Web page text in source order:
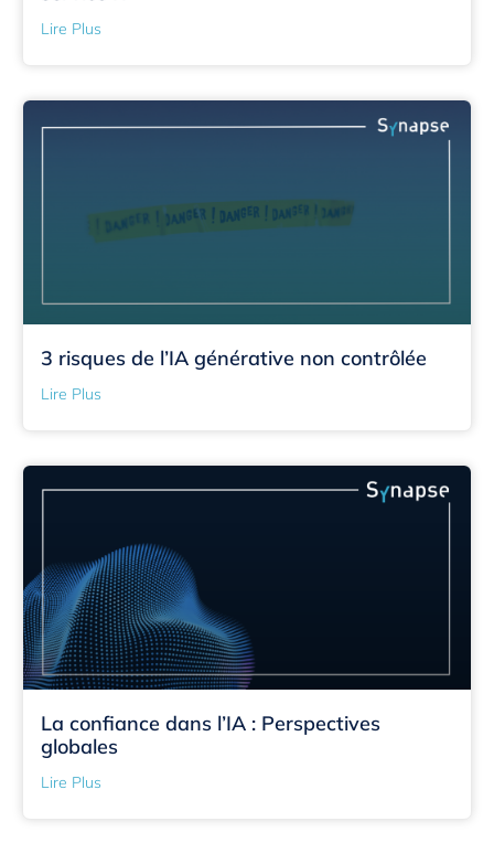
Lire Plus
3 risques de l’IA générative non contrôlée
Lire Plus
La confiance dans l’IA : Perspectives
globales
Lire Plus